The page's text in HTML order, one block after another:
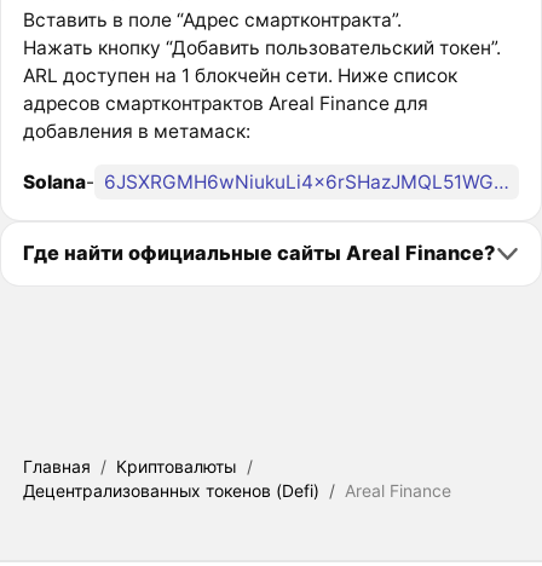
Вставить в поле “Адрес смартконтракта”.
Нажать кнопку “Добавить пользовательский токен”.
ARL доступен на 1 блокчейн сети. Ниже список
адресов смартконтрактов Areal Finance для
добавления в метамаск:
Solana- 6JSXRGMH6wNiukuLi4x6rSHazJMQL51WGbzirXxsmeta
Где найти официальные сайты Areal Finance?
Главная / Криптовалюты /
Децентрализованных токенов (Defi) / Areal Finance